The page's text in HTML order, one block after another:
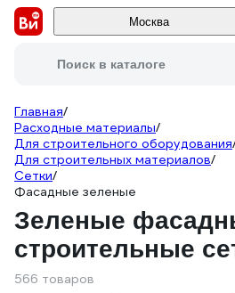
Москва
Поиск в каталоге
Главная/
Расходные материалы/
Для строительного оборудования
Для строительных материалов/
Сетки/
Фасадные зеленые
Зеленые
строительные
566 товаров